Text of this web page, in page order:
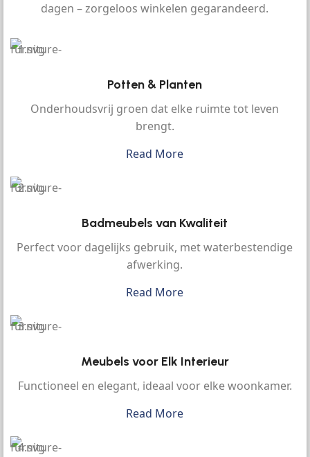
dagen – zorgeloos winkelen gegarandeerd.
Potten & Planten
Onderhoudsvrij groen dat elke ruimte tot leven
brengt.
Read More
Badmeubels van Kwaliteit
Perfect voor dagelijks gebruik, met waterbestendige
afwerking.
Read More
Meubels voor Elk Interieur
Functioneel en elegant, ideaal voor elke woonkamer.
Read More